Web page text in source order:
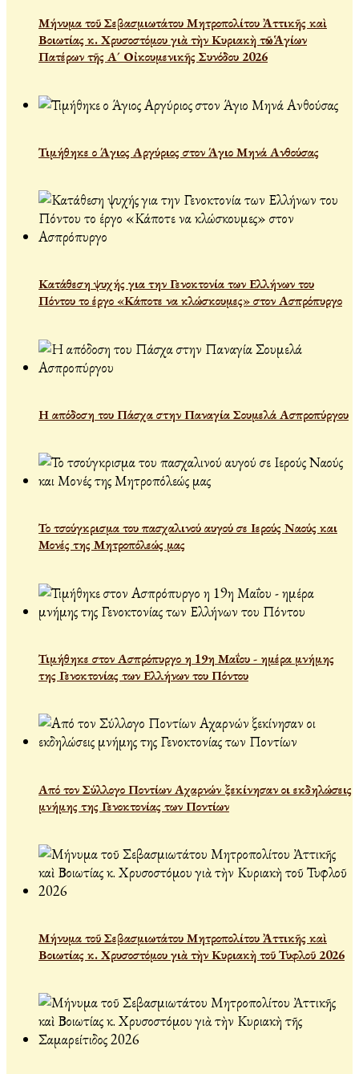
Μήνυμα τοῦ Σεβασμιωτάτου Μητροπολίτου Ἀττικῆς καὶ
Βοιωτίας κ. Χρυσοστόμου γιὰ τὴν Κυριακὴ τῶν Ἁγίων
Πατέρων τῆς Α´ Οἰκουμενικῆς Συνόδου 2026
Τιμήθηκε ο Άγιος Αργύριος στον Άγιο Μηνά Ανθούσας
Κατάθεση ψυχής για την Γενοκτονία των Ελλήνων του
Πόντου το έργο «Κάποτε να κλώσκουμες» στον Ασπρόπυργο
Η απόδοση του Πάσχα στην Παναγία Σουμελά Ασπροπύργου
Το τσούγκρισμα του πασχαλινού αυγού σε Ιερούς Ναούς και
Μονές της Μητροπόλεώς μας
Τιμήθηκε στον Ασπρόπυργο η 19η Μαΐου - ημέρα μνήμης
της Γενοκτονίας των Ελλήνων του Πόντου
Από τον Σύλλογο Ποντίων Αχαρνών ξεκίνησαν οι εκδηλώσεις
μνήμης της Γενοκτονίας των Ποντίων
Μήνυμα τοῦ Σεβασμιωτάτου Μητροπολίτου Ἀττικῆς καὶ
Βοιωτίας κ. Χρυσοστόμου γιὰ τὴν Κυριακὴ τοῦ Τυφλοῦ 2026